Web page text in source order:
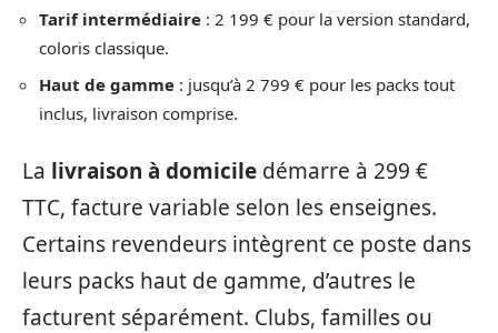
Tarif intermédiaire : 2 199 € pour la version standard,
coloris classique.
Haut de gamme : jusqu’à 2 799 € pour les packs tout
inclus, livraison comprise.
La livraison à domicile démarre à 299 €
TTC, facture variable selon les enseignes.
Certains revendeurs intègrent ce poste dans
leurs packs haut de gamme, d’autres le
facturent séparément. Clubs, familles ou